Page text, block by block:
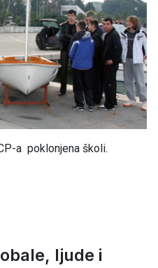
a poklonjena školi.
ljude i